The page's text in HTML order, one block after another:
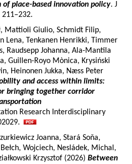
place-based innovation policy. J
211–232.
Mattioli Giulio, Schmidt Filip,
Lena, Tenkanen Henrikki, Timmer
Raudsepp Johanna, Ala-Mantila
Guillen-Royo Mònica, Krysiński
Heinonen Jukka, Næss Peter
and access within limits:
bringing together corridor
Research Interdisciplinary
Joanna, Stará Soňa,
Wojciech, Nesládek, Michal,
Krzysztof (2026) Between